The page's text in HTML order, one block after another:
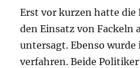
Erst vor kurzen hatte die
den Einsatz von Fackeln
untersagt. Ebenso
verfahren. Beide